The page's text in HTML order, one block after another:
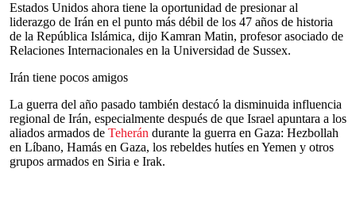
Estados Unidos ahora tiene la oportunidad de presionar al
liderazgo de Irán en el punto más débil de los 47 años de historia
de la República Islámica, dijo Kamran Matin, profesor asociado de
Relaciones Internacionales en la Universidad de Sussex.
Irán tiene pocos amigos
La guerra del año pasado también destacó la disminuida influencia
regional de Irán, especialmente después de que Israel apuntara a los
aliados armados de Teherán durante la guerra en Gaza: Hezbollah
en Líbano, Hamás en Gaza, los rebeldes hutíes en Yemen y otros
grupos armados en Siria e Irak.